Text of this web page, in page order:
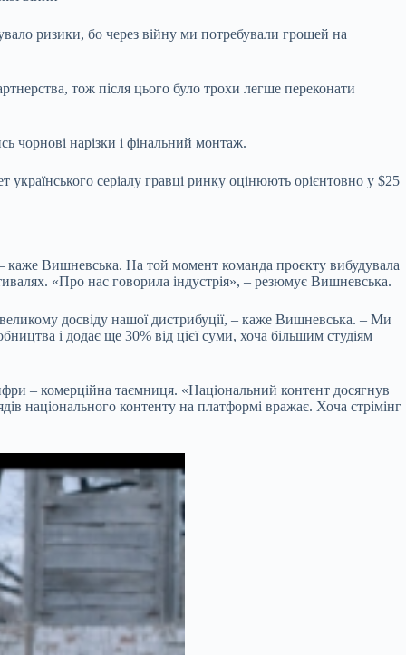
ризики, бо через війну ми потребували грошей на
тож після цього було трохи легше переконати
чорнові нарізки і фінальний монтаж.
серіалу гравці ринку оцінюють орієнтовно у $25
каже Вишневська. На той момент команда проєкту вибудувала
«Про нас говорила індустрія», – резюмує Вишневська.
досвіду нашої дистрибуції, – каже Вишневська. – Ми
і додає ще 30% від цієї суми, хоча більшим студіям
– комерційна таємниця. «Національний контент досягнув
національного контенту на платформі вражає. Хоча стрімінг